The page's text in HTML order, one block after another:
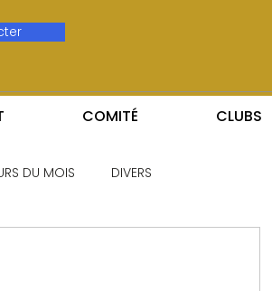
COMITÉ CLUBS
DU MOIS DIVERS